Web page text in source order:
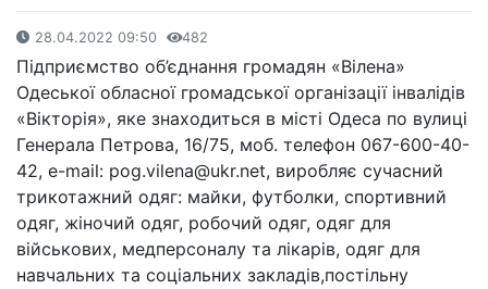
28.04.2022 09:50 482
Підприємство об’єднання громадян «Вілена»
Одеської обласної громадської організації інвалідів
«Вікторія», яке знаходиться в місті Одеса по вулиці
Генерала Петрова, 16/75, моб. телефон 067-600-40-
42, e-mail: pog.vilena@ukr.net, виробляє сучасний
трикотажний одяг: майки, футболки, спортивний
одяг, жіночий одяг, робочий одяг, одяг для
військових, медперсоналу та лікарів, одяг для
навчальних та соціальних закладів,постільну